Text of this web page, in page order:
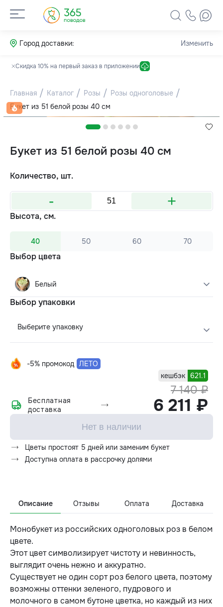
Город доставки: Изменить
Скидка 10% на первый заказ в приложении
Главная Каталог Розы
Розы одноголовые
Букет из 51 белой розы 40 см
Букет из 51 белой розы 40 см
Количество, шт.
- +
Высота, см.
40 50 60 70
Выбор цвета
Белый
Выбор упаковки
Выберите упаковку
-5% промокод ЛЕТО
кешбэк 621.1
7 140 ₽
6 211 ₽
Бесплатная
доставка
Нет в наличии
Цветы простоят 5 дней или заменим букет
Доступна оплата в рассрочку долями
Описание Отзывы Оплата Доставка
Монобукет из российских одноголовых роз в белом
цвете.
Этот цвет символизирует чистоту и невинность,
выглядит очень нежно и аккуратно.
Существует не один сорт роз белого цвета, поэтому
возможны оттенки зеленого, пудрового и
молочного в самом бутоне цветка, но каждый из них